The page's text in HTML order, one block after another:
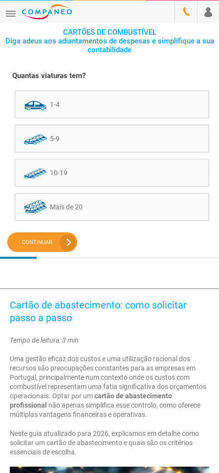
CARTÕES DE COMBUSTÍVEL
Diga adeus aos adiantamentos de despesas e simplifique a sua
contabilidade
Quantas viaturas tem?
1-4
5-9
10-19
Mais de 20
CONTINUAR
Cartão de abastecimento: como solicitar
passo a passo
Tempo de leitura: 3 min
Uma gestão eficaz dos custos e uma utilização racional dos
recursos são preocupações constantes para as empresas em
Portugal, principalmente num contexto onde os custos com
combustível representam uma fatia significativa dos orçamentos
operacionais. Optar por umcartão de abastecimento
profissional não apenas simplifica esse controlo, como oferece
múltiplas vantagens financeiras e operativas.
Neste guia atualizado para 2026, explicamos em detalhe como
solicitar um cartão de abastecimento e quais são os critérios
essenciais de escolha.